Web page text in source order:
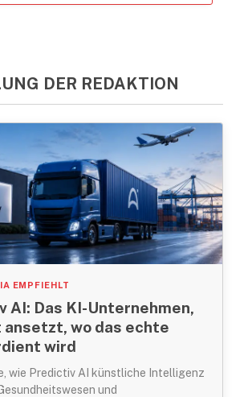
DER REDAKTION
EMPFIEHLT
AI: Das KI-Unternehmen,
ansetzt, wo das echte
wird
wie Predictiv AI künstliche Intelligenz
und